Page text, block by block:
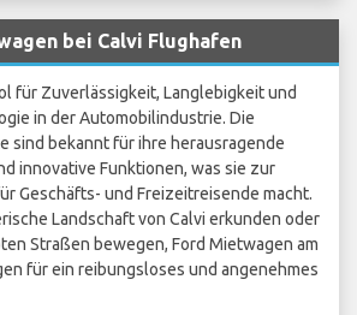
bei Calvi Flughafen
für Zuverlässigkeit, Langlebigkeit und
in der Automobilindustrie. Die
sind bekannt für ihre herausragende
innovative Funktionen, was sie zur
Geschäfts- und Freizeitreisende macht.
Landschaft von Calvi erkunden oder
Straßen bewegen, Ford Mietwagen am
für ein reibungsloses und angenehmes